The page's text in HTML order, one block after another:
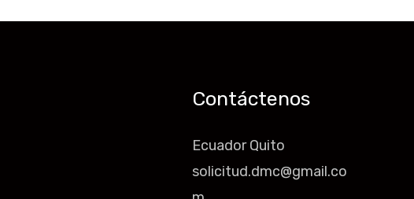
Contáctenos
Ecuador Quito
solicitud.dmc@gmail.co